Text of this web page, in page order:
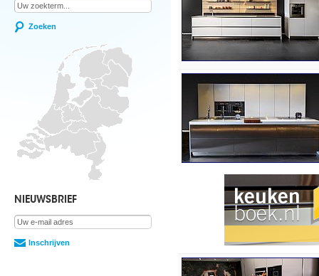
Zoeken
NIEUWSBRIEF
Inschrijven